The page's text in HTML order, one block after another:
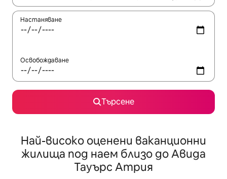
Настаняване
Освобождаване
Търсене
Най-високо оценени ваканционни
жилища под наем близо до Авида
Тауърс Атрия